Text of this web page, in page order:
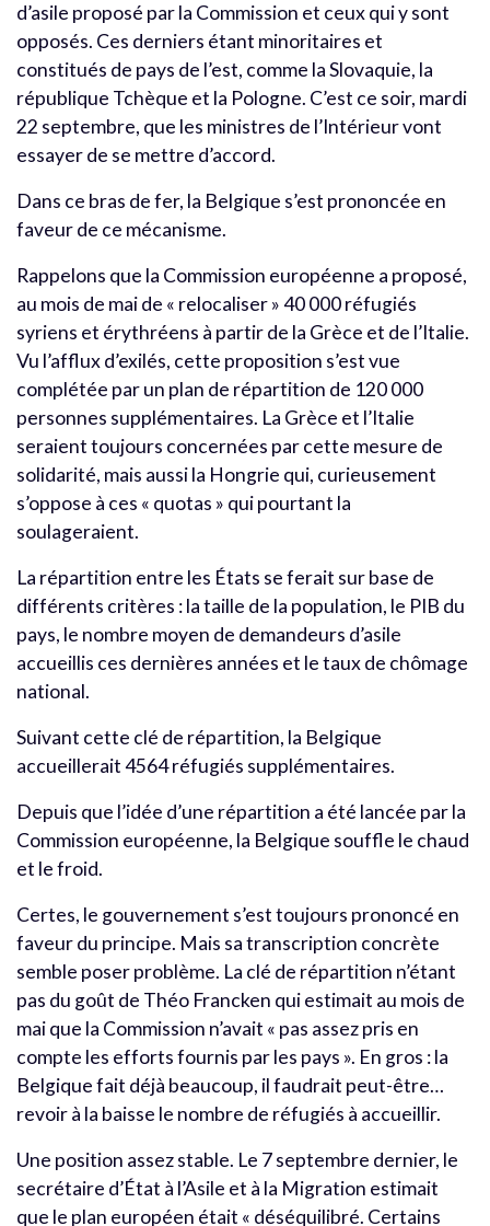
d’asile proposé par la Commission et ceux qui y sont
opposés. Ces derniers étant minoritaires et
constitués de pays de l’est, comme la Slovaquie, la
république Tchèque et la Pologne. C’est ce soir, mardi
22 septembre, que les ministres de l’Intérieur vont
essayer de se mettre d’accord.
Dans ce bras de fer, la Belgique s’est prononcée en
faveur de ce mécanisme.
Rappelons que la Commission européenne a proposé,
au mois de mai de « relocaliser » 40 000 réfugiés
syriens et érythréens à partir de la Grèce et de l’Italie.
Vu l’afflux d’exilés, cette proposition s’est vue
complétée par un plan de répartition de 120 000
personnes supplémentaires. La Grèce et l’Italie
seraient toujours concernées par cette mesure de
solidarité, mais aussi la Hongrie qui, curieusement
s’oppose à ces « quotas » qui pourtant la
soulageraient.
La répartition entre les États se ferait sur base de
différents critères : la taille de la population, le PIB du
pays, le nombre moyen de demandeurs d’asile
accueillis ces dernières années et le taux de chômage
national.
Suivant cette clé de répartition, la Belgique
accueillerait 4564 réfugiés supplémentaires.
Depuis que l’idée d’une répartition a été lancée par la
Commission européenne, la Belgique souffle le chaud
et le froid.
Certes, le gouvernement s’est toujours prononcé en
faveur du principe. Mais sa transcription concrète
semble poser problème. La clé de répartition n’étant
pas du goût de Théo Francken qui estimait au mois de
mai que la Commission n’avait « pas assez pris en
compte les efforts fournis par les pays ». En gros : la
Belgique fait déjà beaucoup, il faudrait peut-être…
revoir à la baisse le nombre de réfugiés à accueillir.
Une position assez stable. Le 7 septembre dernier, le
secrétaire d’État à l’Asile et à la Migration estimait
que le plan européen était « déséquilibré. Certains